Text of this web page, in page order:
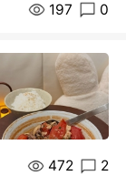
197 0
472 2